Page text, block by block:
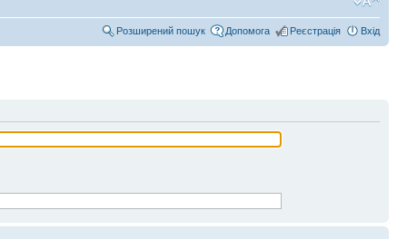
Розширений пошук Допомога Реєстрація Вхід